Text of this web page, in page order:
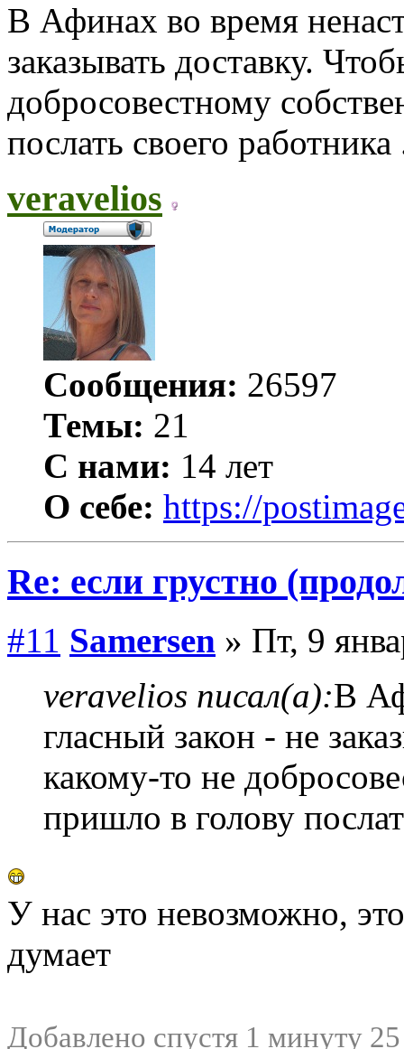
В Афинах во время
заказывать доставку.
добросовестному
послать своего работника
veravelios
Сообщения: 26597
Темы: 21
С нами: 14 лет
О себе: https://
Re: если грустно
#11 Samersen » Пт, 9
veravelios писал(а):В
гласный закон - не
какому-то не
пришло в голову
У нас это невозможно,
думает
Добавлено спустя 1 минуту